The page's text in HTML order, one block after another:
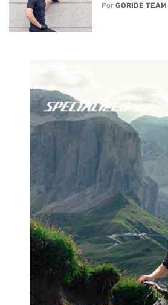
Por GORIDE TEAM